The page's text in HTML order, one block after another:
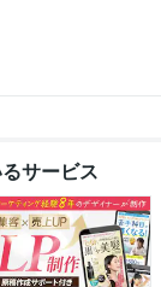
サービス